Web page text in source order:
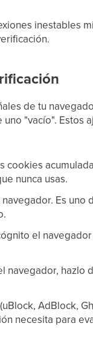
inestables
de tu
"vacío". Estos
cookies
nunca usas.
Es uno
el
navegador, hazlo
(uBlock, AdBlock,
necesita para